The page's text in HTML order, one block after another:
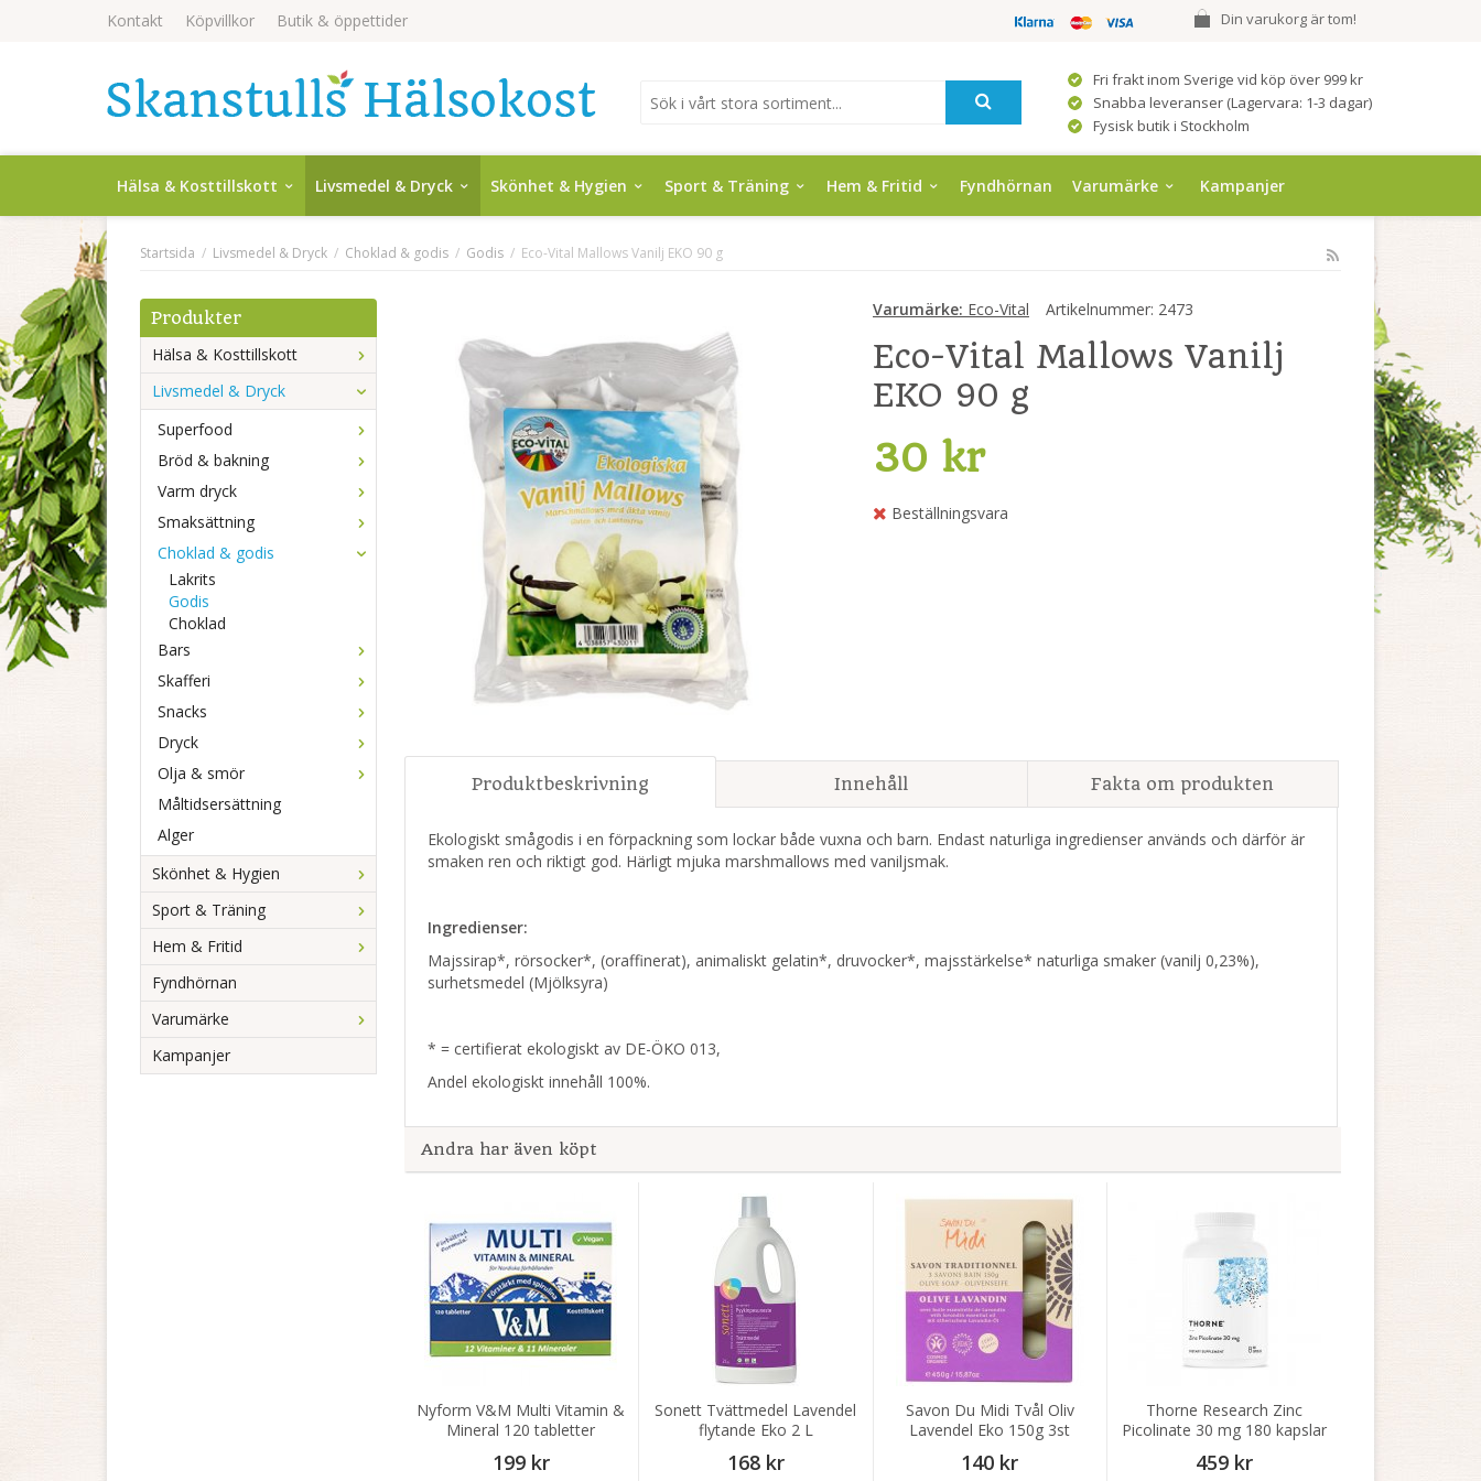
Kontakt Köpvillkor Butik & öppettider Din varukorg är tom!
Fri frakt inom Sverige vid köp över 999 kr
Snabba leveranser (Lagervara: 1-3 dagar)
Fysisk butik i Stockholm
Hälsa & Kosttillskott Livsmedel & Dryck Skönhet & Hygien Sport & Träning Hem & Fritid Fyndhörnan Varumärke Kampanjer
Startsida / Livsmedel & Dryck / Choklad & godis / Godis / Eco-Vital Mallows Vanilj EKO 90 g
Produkter
Hälsa & Kosttillskott
Livsmedel & Dryck
Superfood
Bröd & bakning
Varm dryck
Smaksättning
Choklad & godis
Lakrits
Godis
Choklad
Bars
Skafferi
Snacks
Dryck
Olja & smör
Måltidsersättning
Alger
Skönhet & Hygien
Sport & Träning
Hem & Fritid
Fyndhörnan
Varumärke
Kampanjer
Varumärke: Eco-Vital Artikelnummer: 2473
Eco-Vital Mallows Vanilj
EKO 90 g
30 kr
Beställningsvara
Produktbeskrivning Innehåll Fakta om produkten
Ekologiskt smågodis i en förpackning som lockar både vuxna och barn. Endast naturliga ingredienser används och därför är
smaken ren och riktigt god. Härligt mjuka marshmallows med vaniljsmak.
Ingredienser:
Majssirap*, rörsocker*, (oraffinerat), animaliskt gelatin*, druvocker*, majsstärkelse* naturliga smaker (vanilj 0,23%),
surhetsmedel (Mjölksyra)
* = certifierat ekologiskt av DE-ÖKO 013,
Andel ekologiskt innehåll 100%.
Andra har även köpt
Nyform V&M Multi Vitamin &
Mineral 120 tabletter
199 kr
Sonett Tvättmedel Lavendel
flytande Eko 2 L
168 kr
Savon Du Midi Tvål Oliv
Lavendel Eko 150g 3st
140 kr
Thorne Research Zinc
Picolinate 30 mg 180 kapslar
459 kr